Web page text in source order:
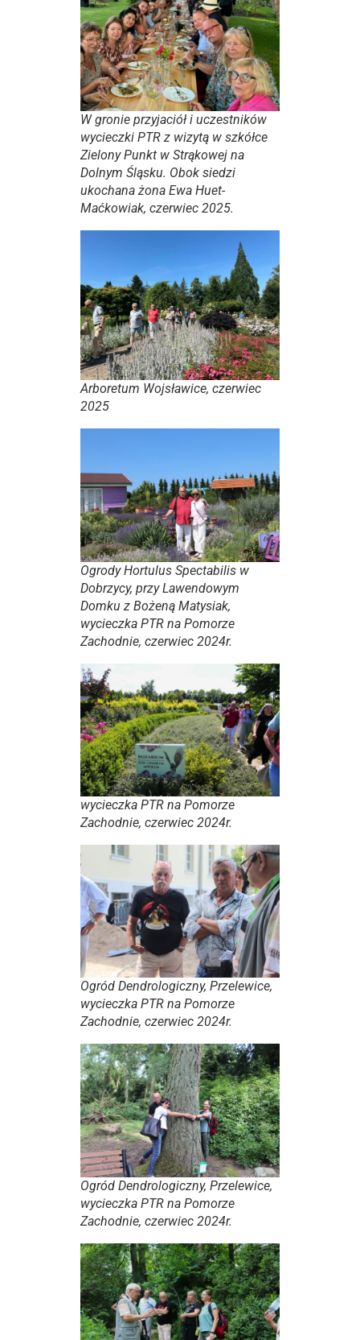
W gronie przyjaciół i uczestników
wycieczki PTR z wizytą w szkółce
Zielony Punkt w Strąkowej na
Dolnym Śląsku. Obok siedzi
ukochana żona Ewa Huet-
Maćkowiak, czerwiec 2025.
Arboretum Wojsławice, czerwiec
2025
Ogrody Hortulus Spectabilis w
Dobrzycy, przy Lawendowym
Domku z Bożeną Matysiak,
wycieczka PTR na Pomorze
Zachodnie, czerwiec 2024r.
wycieczka PTR na Pomorze
Zachodnie, czerwiec 2024r.
Ogród Dendrologiczny, Przelewice,
wycieczka PTR na Pomorze
Zachodnie, czerwiec 2024r.
Ogród Dendrologiczny, Przelewice,
wycieczka PTR na Pomorze
Zachodnie, czerwiec 2024r.